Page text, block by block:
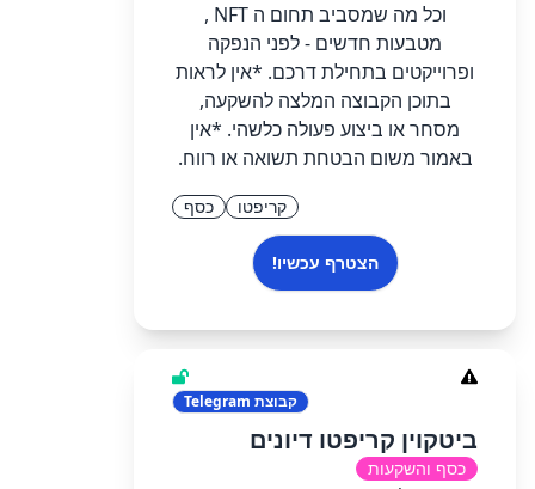
וכל מה שמסביב תחום ה NFT ,
מטבעות חדשים - לפני הנפקה
ופרוייקטים בתחילת דרכם. *אין לראות
בתוכן הקבוצה המלצה להשקעה,
מסחר או ביצוע פעולה כלשהי. *אין
באמור משום הבטחת תשואה או רווח.
קריפטו כסף
הצטרף עכשיו!
קבוצת
ביטקוין קריפטו דיונים
כסף והשקעות